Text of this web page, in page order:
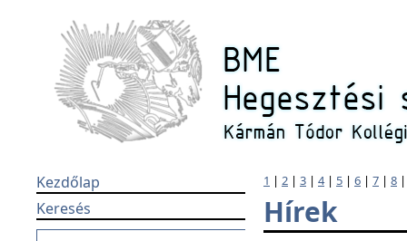
Kezdőlap
Keresés
1 | 2 | 3 | 4| 5 | 6 | 7 | 8
Hírek